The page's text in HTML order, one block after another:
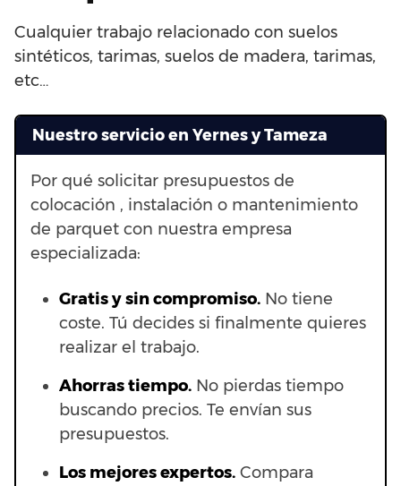
Cualquier trabajo relacionado con suelos
sintéticos, tarimas, suelos de madera, tarimas,
etc…
Nuestro servicio en Yernes y Tameza
Por qué solicitar presupuestos de
colocación , instalación o mantenimiento
de parquet con nuestra empresa
especializada:
Gratis y sin compromiso. No tiene
coste. Tú decides si finalmente quieres
realizar el trabajo.
Ahorras tiempo. No pierdas tiempo
buscando precios. Te envían sus
presupuestos.
Los mejores expertos. Compara